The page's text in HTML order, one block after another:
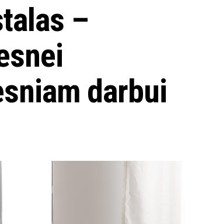
–
darbui